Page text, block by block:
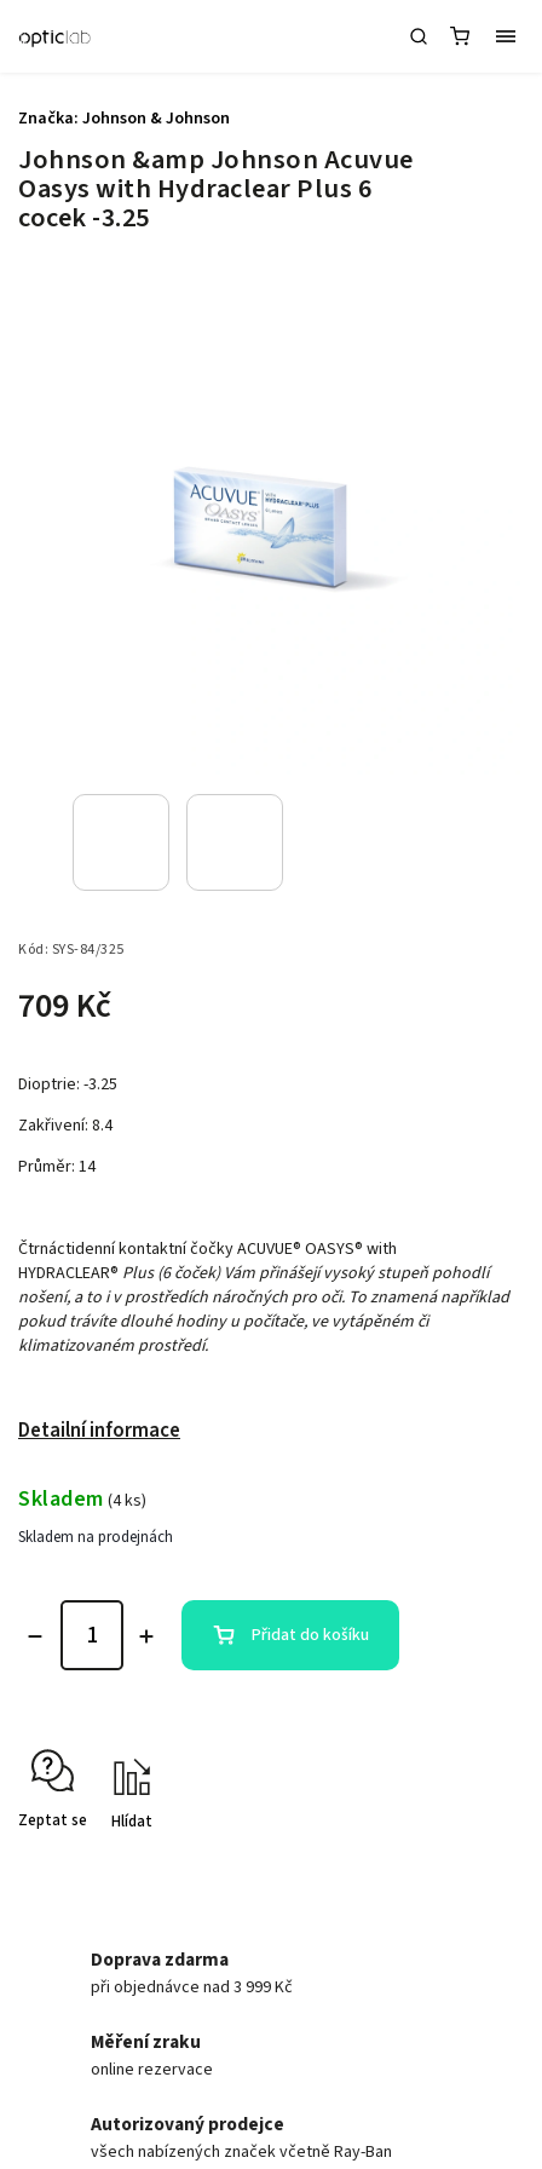
Johnson &amp Johnson Acuvue
Oasys with Hydraclear Plus 6
cocek -3.25
Kód: SYS-84/325
709 Kč
Dioptrie: -3.25
Zakřivení: 8.4
Průměr: 14
Čtrnáctidenní kontaktní čočky ACUVUE® OASYS® with
HYDRACLEAR® Plus (6 čoček) Vám přinášejí vysoký stupeň pohodlí
nošení, a to i v prostředích náročných pro oči. To znamená například
pokud trávíte dlouhé hodiny u počítače, ve vytápěném či
klimatizovaném prostředí.
Detailní informace
Značka: Johnson & Johnson
Skladem (4 ks)
Skladem na prodejnách
Přidat do košíku
Zeptat se Hlídat
Doprava zdarma
při objednávce nad 3 999 Kč
Měření zraku
online rezervace
Autorizovaný prodejce
všech nabízených značek včetně Ray-Ban